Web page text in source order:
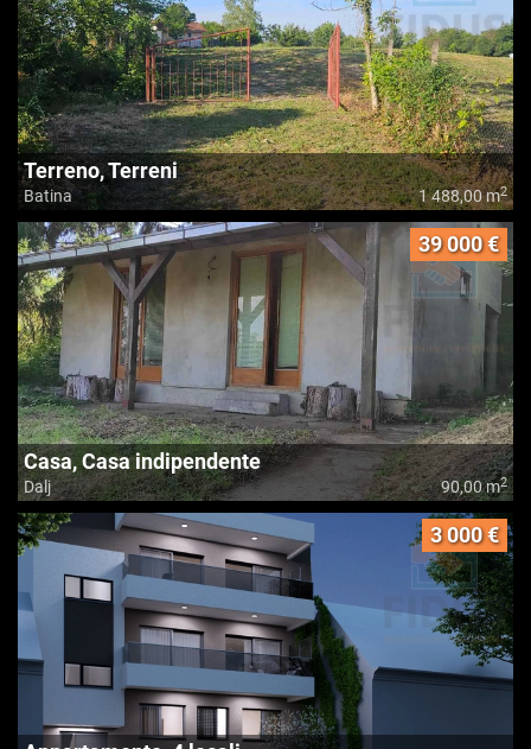
Terreno, Terreni
Batina 1 488,00 m2
39 000 €
Casa, Casa indipendente
Dalj 90,00 m2
3 000 €